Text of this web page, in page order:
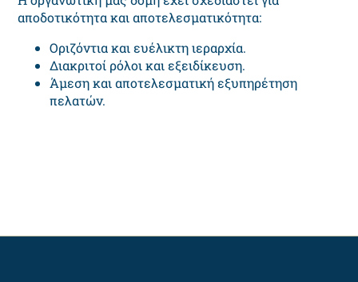
αποδοτικότητα και αποτελεσματικότητα:
Οριζόντια και ευέλικτη ιεραρχία.
Διακριτοί ρόλοι και εξειδίκευση.
Άμεση και αποτελεσματική εξυπηρέτηση
πελατών.